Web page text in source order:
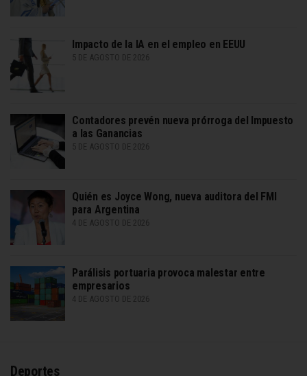
Impacto de la IA en el empleo en EEUU
5 DE AGOSTO DE 2026
Contadores prevén nueva prórroga del Impuesto
a las Ganancias
5 DE AGOSTO DE 2026
Quién es Joyce Wong, nueva auditora del FMI
para Argentina
4 DE AGOSTO DE 2026
Parálisis portuaria provoca malestar entre
empresarios
4 DE AGOSTO DE 2026
Deportes